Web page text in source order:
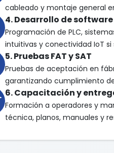
cableado y montaje general
4. Desarrollo de software
Programación de PLC,
intuitivas y conectividad IoT si
5. Pruebas FAT y SAT
Pruebas de aceptación en
garantizando cumplimiento
6. Capacitación y
Formación a operadores y
técnica, planos, manuales y